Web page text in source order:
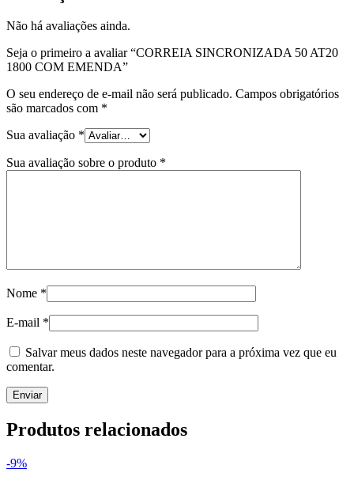
Não há avaliações ainda.
Seja o primeiro a avaliar “CORREIA SINCRONIZADA 50 AT20
1800 COM EMENDA”
O seu endereço de e-mail não será publicado. Campos obrigatórios
são marcados com *
Sua avaliação *
Sua avaliação sobre o produto *
Nome *
E-mail *
Salvar meus dados neste navegador para a próxima vez que eu
comentar.
Produtos relacionados
-9%